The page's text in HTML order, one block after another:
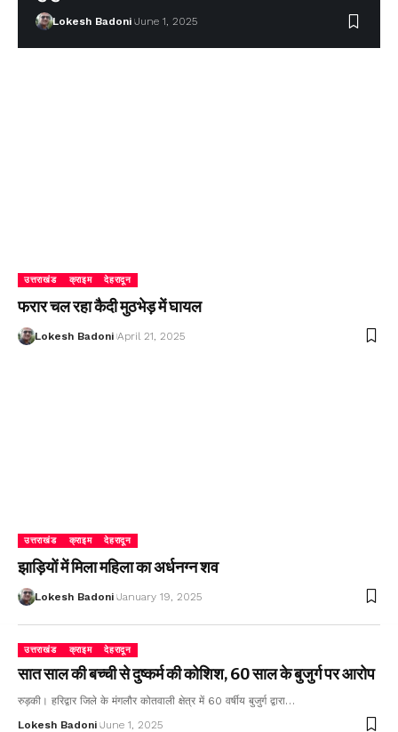
Lokesh Badoni June 1, 2025
उत्तराखंड क्राइम देहरादून
फरार चल रहा कैदी मुठभेड़ में घायल
Lokesh Badoni April 21, 2025
उत्तराखंड क्राइम देहरादून
झाड़ियों में मिला महिला का अर्धनग्न शव
Lokesh Badoni January 19, 2025
उत्तराखंड क्राइम देहरादून
सात साल की बच्ची से दुष्कर्म की कोशिश, 60 साल के बुजुर्ग पर आरोप
रुड़की। हरिद्वार जिले के मंगलौर कोतवाली क्षेत्र में 60 वर्षीय बुजुर्ग द्वारा…
Lokesh Badoni June 1, 2025